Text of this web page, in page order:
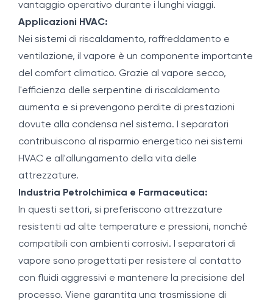
vantaggio operativo durante i lunghi viaggi.
Applicazioni HVAC:
Nei sistemi di riscaldamento, raffreddamento e
ventilazione, il vapore è un componente importante
del comfort climatico. Grazie al vapore secco,
l'efficienza delle serpentine di riscaldamento
aumenta e si prevengono perdite di prestazioni
dovute alla condensa nel sistema. I separatori
contribuiscono al risparmio energetico nei sistemi
HVAC e all'allungamento della vita delle
attrezzature.
Industria Petrolchimica e Farmaceutica:
In questi settori, si preferiscono attrezzature
resistenti ad alte temperature e pressioni, nonché
compatibili con ambienti corrosivi. I separatori di
vapore sono progettati per resistere al contatto
con fluidi aggressivi e mantenere la precisione del
processo. Viene garantita una trasmissione di